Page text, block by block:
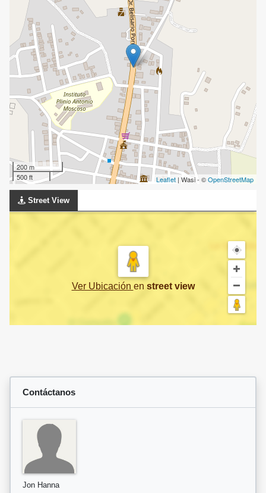
200 m
500 ft
Leaflet | Wasi - ©OpenStreetMap
Street View
Ver Ubicación en street view
Contáctanos
Jon Hanna